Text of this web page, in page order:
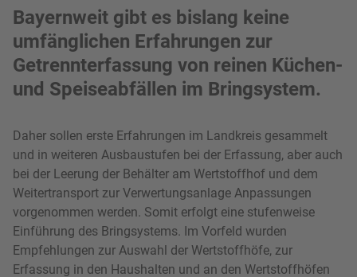
Bayernweit gibt es bislang keine
umfänglichen Erfahrungen zur
Getrennterfassung von reinen Küchen-
und Speiseabfällen im Bringsystem.
Daher sollen erste Erfahrungen im Landkreis gesammelt
und in weiteren Ausbaustufen bei der Erfassung, aber auch
bei der Leerung der Behälter am Wertstoffhof und dem
Weitertransport zur Verwertungsanlage Anpassungen
vorgenommen werden. Somit erfolgt eine stufenweise
Einführung des Bringsystems. Im Vorfeld wurden
Empfehlungen zur Auswahl der Wertstoffhöfe, zur
Erfassung in den Haushalten und an den Wertstoffhöfen